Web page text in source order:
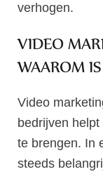
verhogen.
VIDEO
WAAROM
Video
bedrijven
te brengen. In
steeds